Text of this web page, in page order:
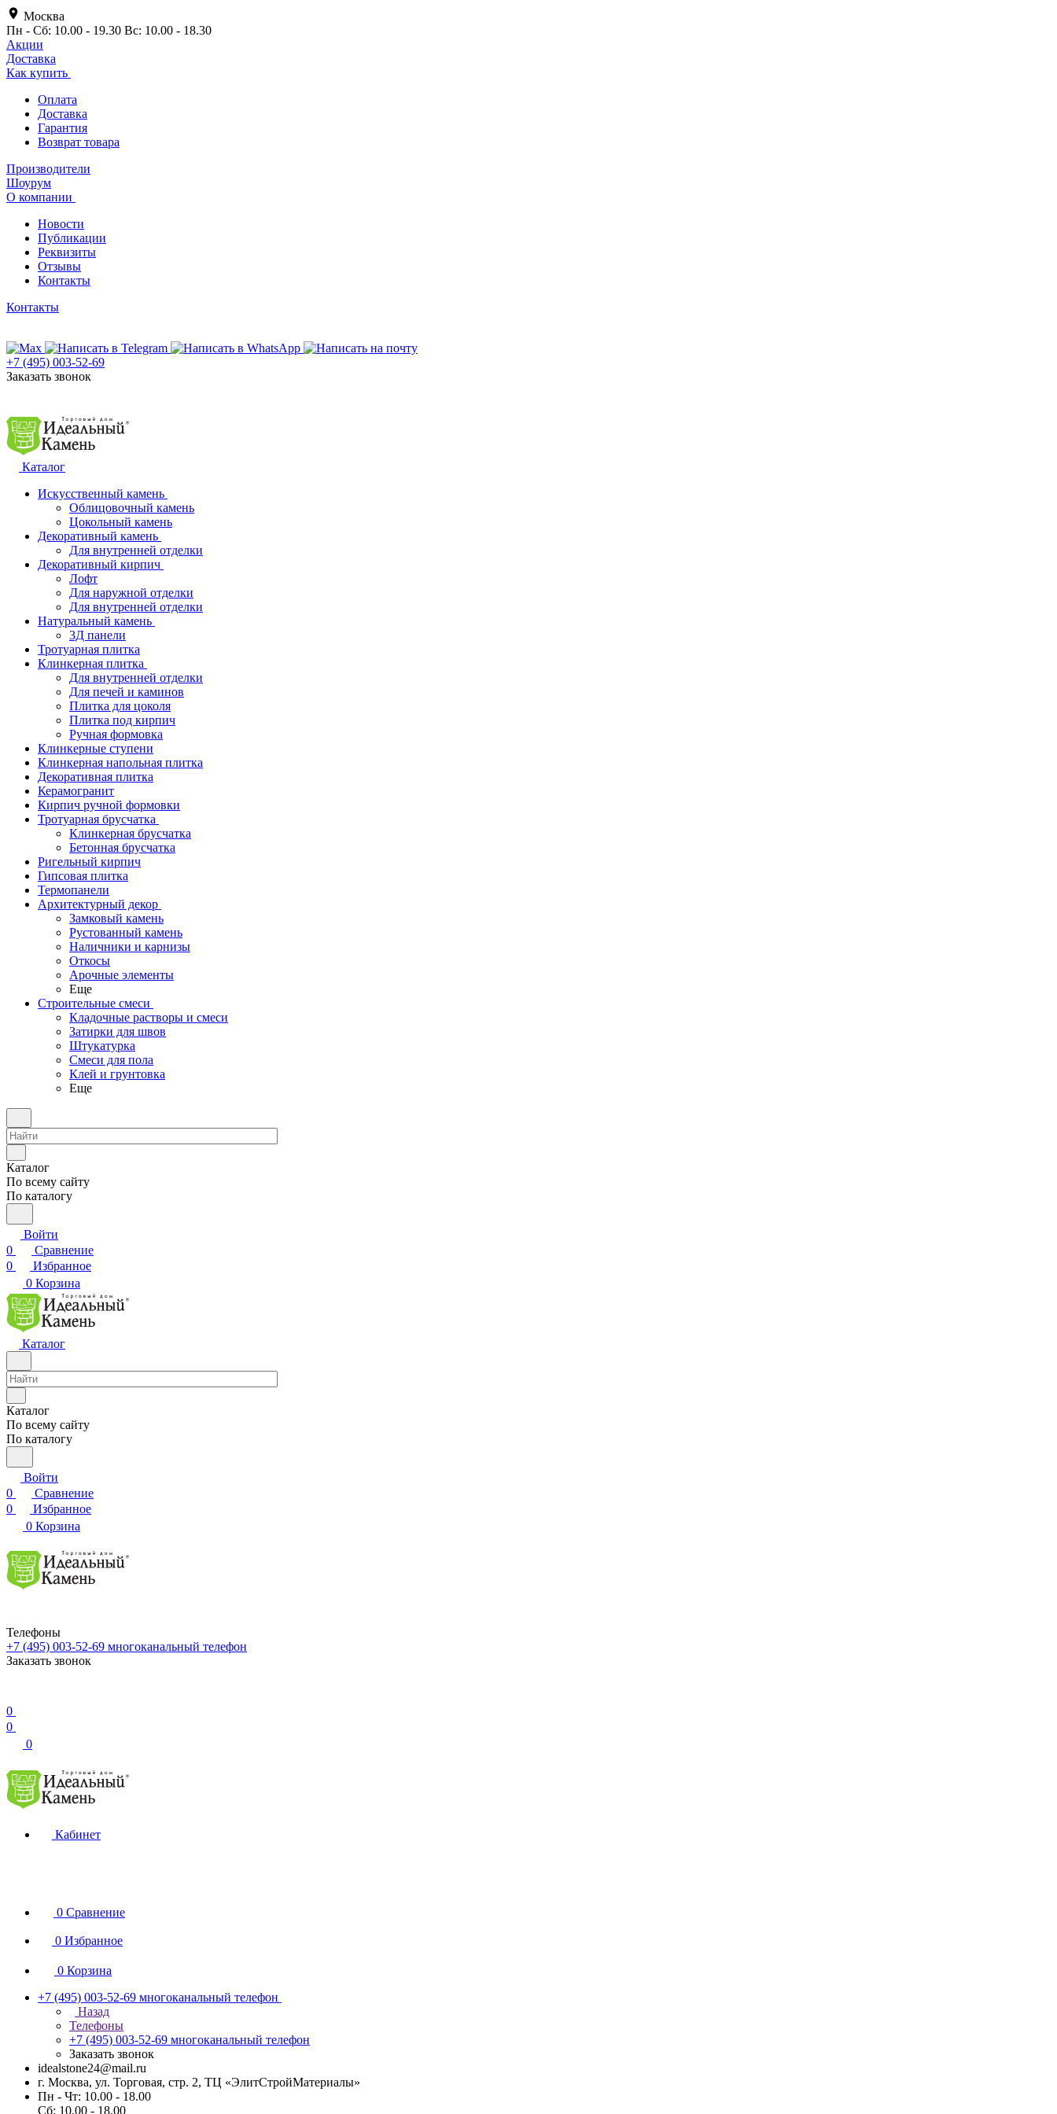
Москва
Пн - Сб: 10.00 - 19.30 Вс: 10.00 - 18.30
Акции
Доставка
Как купить
Оплата
Доставка
Гарантия
Возврат товара
Производители
Шоурум
О компании
Новости
Публикации
Реквизиты
Отзывы
Контакты
Контакты
+7 (495) 003-52-69
Заказать звонок
Каталог
Искусственный камень
Облицовочный камень
Цокольный камень
Декоративный камень
Для внутренней отделки
Декоративный кирпич
Лофт
Для наружной отделки
Для внутренней отделки
Натуральный камень
3Д панели
Тротуарная плитка
Клинкерная плитка
Для внутренней отделки
Для печей и каминов
Плитка для цоколя
Плитка под кирпич
Ручная формовка
Клинкерные ступени
Клинкерная напольная плитка
Декоративная плитка
Керамогранит
Кирпич ручной формовки
Тротуарная брусчатка
Клинкерная брусчатка
Бетонная брусчатка
Ригельный кирпич
Гипсовая плитка
Термопанели
Архитектурный декор
Замковый камень
Рустованный камень
Наличники и карнизы
Откосы
Арочные элементы
Еще
Строительные смеси
Кладочные растворы и смеси
Затирки для швов
Штукатурка
Смеси для пола
Клей и грунтовка
Еще
Каталог
По всему сайту
По каталогу
Войти
0
Сравнение
0
Избранное
0 Корзина
Каталог
Каталог
По всему сайту
По каталогу
Войти
0
Сравнение
0
Избранное
0 Корзина
Телефоны
+7 (495) 003-52-69 многоканальный телефон
Заказать звонок
0
0
0
Кабинет
0 Сравнение
0 Избранное
0 Корзина
+7 (495) 003-52-69 многоканальный телефон
Назад
Телефоны
+7 (495) 003-52-69 многоканальный телефон
Заказать звонок
idealstone24@mail.ru
г. Москва, ул. Торговая, стр. 2, ТЦ «ЭлитСтройМатериалы»
Пн - Чт: 10.00 - 18.00
Сб: 10.00 - 18.00